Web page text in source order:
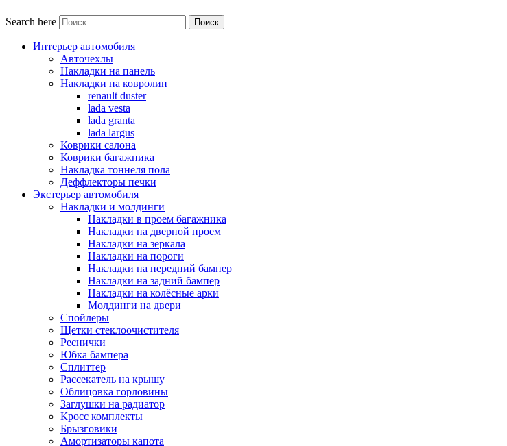
Search here Поиск
Интерьер автомобиля
Авточехлы
Накладки на панель
Накладки на ковролин
renault duster
lada vesta
lada granta
lada largus
Коврики салона
Коврики багажника
Накладка тоннеля пола
Деффлекторы печки
Экстерьер автомобиля
Накладки и молдинги
Накладки в проем багажника
Накладки на дверной проем
Накладки на зеркала
Накладки на пороги
Накладки на передний бампер
Накладки на задний бампер
Накладки на колёсные арки
Молдинги на двери
Спойлеры
Щетки стеклоочистителя
Реснички
Юбка бампера
Сплиттер
Рассекатель на крышу
Облицовка горловины
Заглушки на радиатор
Кросс комплекты
Брызговики
Амортизаторы капота